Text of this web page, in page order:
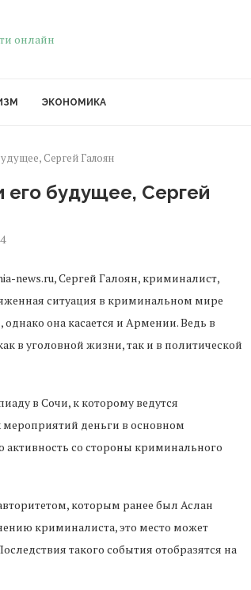
ЭКОНОМИКА
Сергей Галоян
его будущее, Сергей
news.ru, Сергей Галоян, криминалист,
ситуация в криминальном мире
однако она касается и Армении. Ведь в
в уголовной жизни, так и в политической
в Сочи, к которому ведутся
деньги в основном
со стороны криминального
которым ранее был Аслан
криминалиста, это место может
такого события отобразятся на